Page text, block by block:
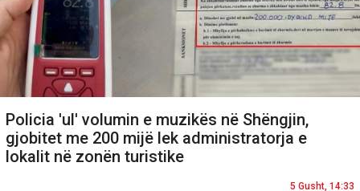
Policia 'ul' volumin e muzikës në Shëngjin,
gjobitet me 200 mijë lek administratorja e
lokalit në zonën turistike
5 Gusht, 14:33